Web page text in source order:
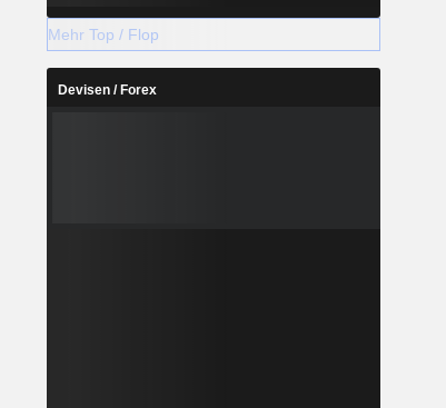
Mehr Top / Flop
Devisen / Forex